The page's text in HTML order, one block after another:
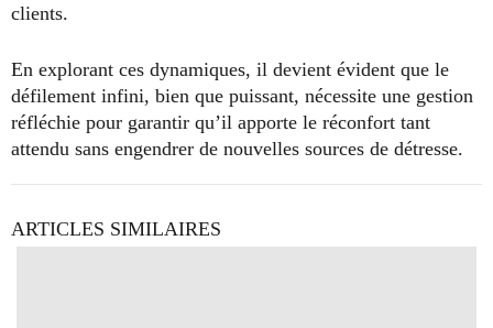
clients.
En explorant ces dynamiques, il devient évident que le
défilement infini, bien que puissant, nécessite une gestion
réfléchie pour garantir qu’il apporte le réconfort tant
attendu sans engendrer de nouvelles sources de détresse.
ARTICLES SIMILAIRES